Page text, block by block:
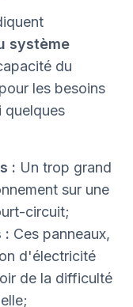
système
du
les besoins
quelques
: Un trop grand
sur une
circuit;
: Ces panneaux,
d'électricité
de la difficulté